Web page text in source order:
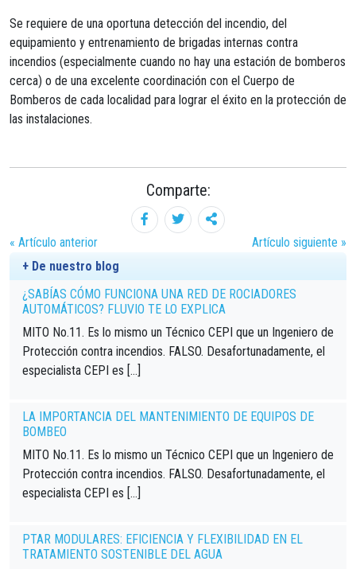
Se requiere de una oportuna detección del incendio, del
equipamiento y entrenamiento de brigadas internas contra
incendios (especialmente cuando no hay una estación de bomberos
cerca) o de una excelente coordinación con el Cuerpo de
Bomberos de cada localidad para lograr el éxito en la protección de
las instalaciones.
Comparte:
« Artículo anterior
Artículo siguiente »
+ De nuestro blog
¿SABÍAS CÓMO FUNCIONA UNA RED DE ROCIADORES
AUTOMÁTICOS? FLUVIO TE LO EXPLICA
MITO No.11. Es lo mismo un Técnico CEPI que un Ingeniero de
Protección contra incendios. FALSO. Desafortunadamente, el
especialista CEPI es […]
LA IMPORTANCIA DEL MANTENIMIENTO DE EQUIPOS DE
BOMBEO
MITO No.11. Es lo mismo un Técnico CEPI que un Ingeniero de
Protección contra incendios. FALSO. Desafortunadamente, el
especialista CEPI es […]
PTAR MODULARES: EFICIENCIA Y FLEXIBILIDAD EN EL
TRATAMIENTO SOSTENIBLE DEL AGUA